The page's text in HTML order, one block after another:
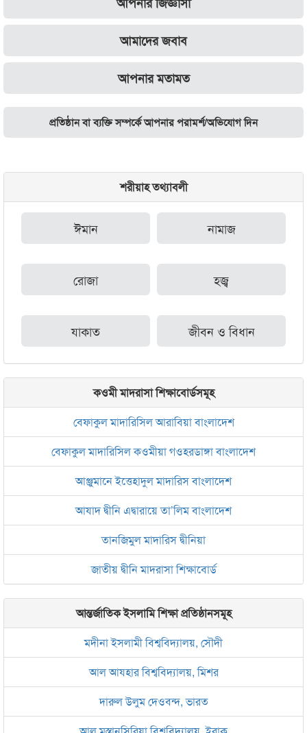
আমাদের জবাব
আপনার মতামত
প্রতিষ্ঠান বা ব্যক্তি সম্পর্কে আপনার পরামর্শ/অভিযোগ দিন
শরীয়াহ তথ্যাবলী
ঈমান নামাজ
রোজা হজ্ব
যাকাত জীবন ও বিধান
কওমী মাদরাসা শিক্ষাবোর্ডসমূহ
বেফাকুল মাদারিসিল আরাবিয়া বাংলাদেশ
বেফাকুল মাদারিসিল কওমীয়া গওহরডাঙ্গা বাংলাদেশ
আঞ্জুমানে ইত্তেহাদুল মাদারিস বাংলাদেশ
আযাদ দ্বীনি এদ্বারায়ে তা’লিম বাংলাদেশ
তানজিমুল মাদারিস দ্বীনিয়া
জাতীয় দ্বীনি মাদরাসা শিক্ষাবোর্ড
আন্তর্জাতিক ইসলামি শিক্ষা প্রতিষ্ঠানসমূহ
মদীনা ইসলামী বিশ্ববিদ্যালয়, সৌদী
আল আযহার বিশ্ববিদ্যালয়, মিশর
দারুল উলুম দেওবন্দ, ভারত